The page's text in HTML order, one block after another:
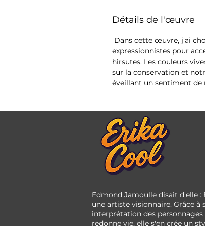
Détails de l'œuvre
Dans cette œuvre, j'ai
expressionnistes pour
hirsutes. Les couleurs
sur la conservation et
éveillant un sentiment
Edmond Jamoulle disait d'elle :
une artiste visionnaire. Grâce à
interprétation des personnages
redonne vie, elle s'en crée un